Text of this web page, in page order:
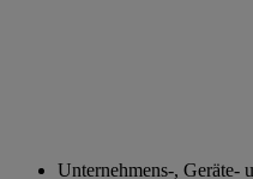
Unternehmens-, Geräte-